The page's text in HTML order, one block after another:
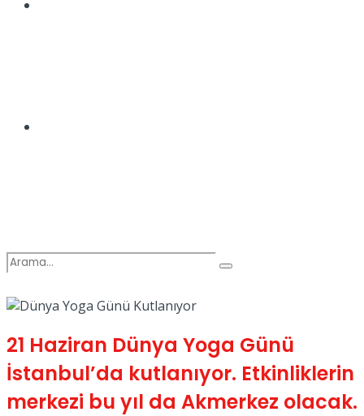
No Result
21 Haziran Dünya Yoga Günü
İstanbul’da kutlanıyor. Etkinliklerin
merkezi bu yıl da Akmerkez olacak.